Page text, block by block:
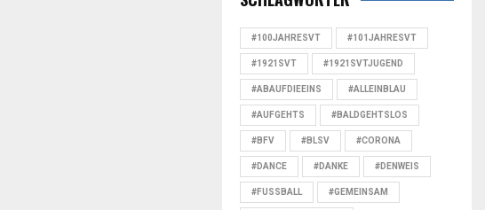
#100JAHRESVT #101JAHRESVT
#1921SVT #1921SVTJUGEND
#ABAUFDIEEINS #ALLEINBLAU
#AUFGEHTS #BALDGEHTSLOS
#BFV #BLSV #CORONA
#DANCE #DANKE #DENWEIS
#FUSSBALL #GEMEINSAM